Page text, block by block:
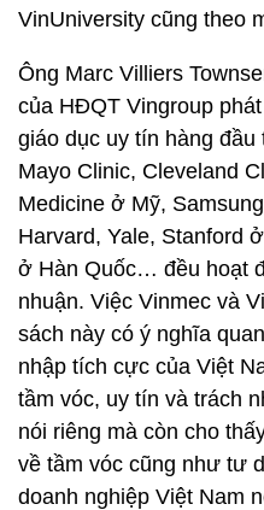
VinUniversity cũng theo
Ông Marc Villiers
của HĐQT Vingroup
giáo dục uy tín hàng
Mayo Clinic, Cleveland
Medicine ở Mỹ,
Harvard, Yale, Stanford
ở Hàn Quốc… đều hoạt
nhuận. Việc Vinmec và
sách này có ý nghĩa
nhập tích cực của Việt
tầm vóc, uy tín và trách
nói riêng mà còn cho
về tầm vóc cũng như tư
doanh nghiệp Việt Nam